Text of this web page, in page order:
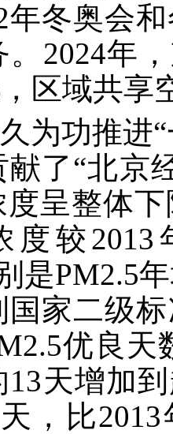
年冬奥会
2024年
区域共享
为功推进
献了“北京
呈整体下
度较2013
是PM2.5
家二级
优良天
13天增加
，比